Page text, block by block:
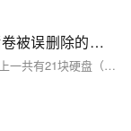
服务器数据恢复—EMC UNITY 400存储卷被误删除的数据恢复案例
EMC Unity 400存储连接了2台硬盘柜。2台硬盘柜上一共有21块硬盘（520字节）。21块盘组建了2组RAID6：一组有11块硬盘，一组有10块硬盘。 在存储运行过程中，管理员误操作删除了 2组POOL上的部分数据卷。